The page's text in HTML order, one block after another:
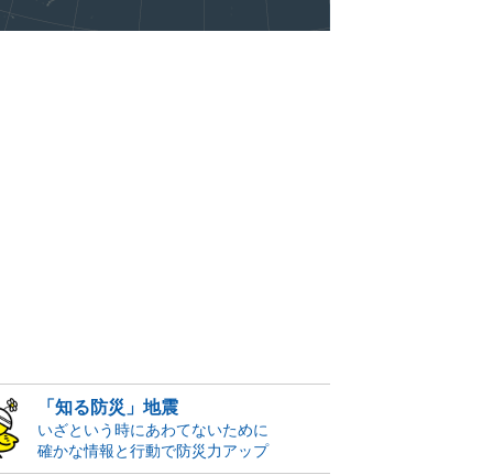
「知る防災」地震
いざという時にあわてないために
確かな情報と行動で防災力アップ